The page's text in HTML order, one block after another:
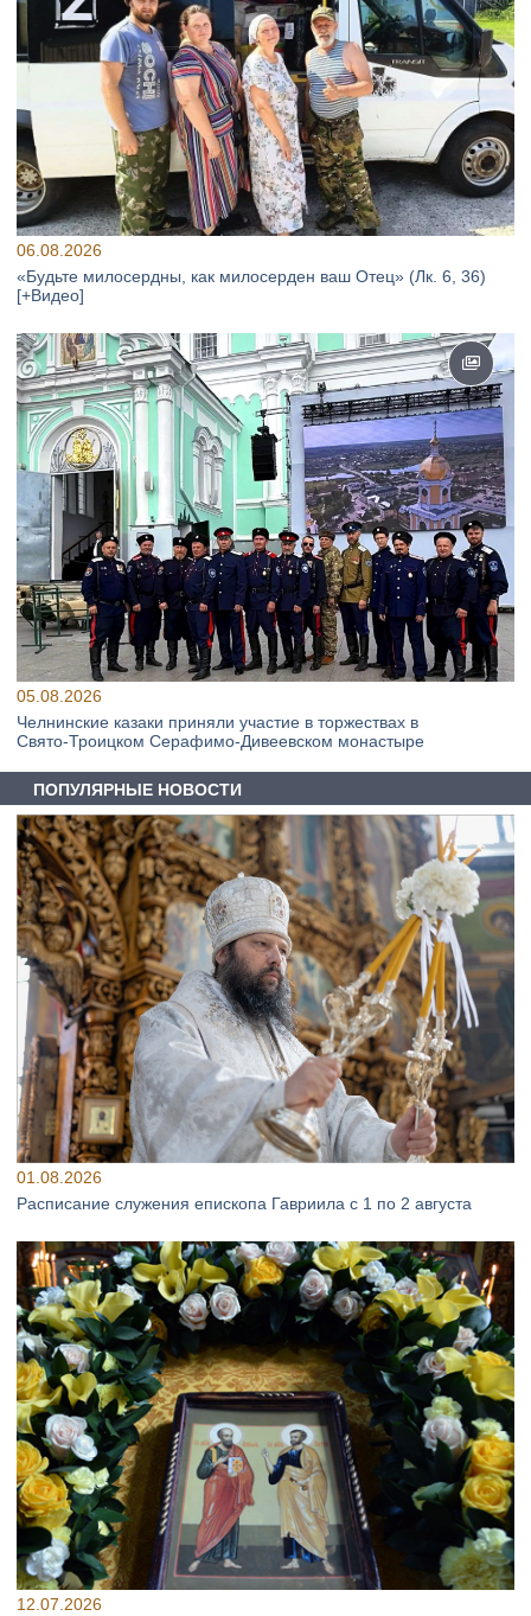
06.08.2026
«Будьте милосердны, как милосерден ваш Отец» (Лк. 6, 36)
[+Видео]
05.08.2026
Челнинские казаки приняли участие в торжествах в
Свято‑Троицком Серафимо‑Дивеевском монастыре
ПОПУЛЯРНЫЕ НОВОСТИ
01.08.2026
Расписание служения епископа Гавриила с 1 по 2 августа
12.07.2026